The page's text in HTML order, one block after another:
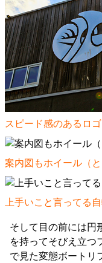
スピード感のあるロ
案内図もホイール（
上手いこと言ってる
そして目の前には円
を持ってそびえ立つ
で見た変態ボートリ